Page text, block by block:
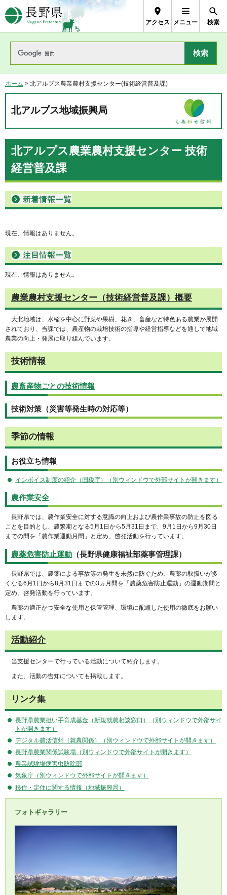
長野県Nagano Prefecture
アクセス メニュー 検索
ホーム > 北アルプス農業農村支援センター(技術経営普及課)
北アルプス地域振興局
北アルプス農業農村支援センター 技術
経営普及課
現在、情報はありません。
現在、情報はありません。
農業農村支援センター（技術経営普及課）概要
大北地域は、水稲を中心に野菜や果樹、花き、畜産など特色ある農業が展開
されており、当課では、農産物の栽培技術の指導や経営指導などを通して地域
農業の向上・発展に取り組んでいます。
技術情報
農畜産物ごとの技術情報
技術対策（災害等発生時の対応等）
季節の情報
お役立ち情報
インボイス制度の紹介（国税庁）（別ウィンドウで外部サイトが開きます）
農作業安全
長野県では、農作業安全に対する意識の向上および農作業事故の防止を図る
ことを目的とし、農繁期となる5月1日から5月31日まで、9月1日から9月30日
までの間を「農作業運動月間」と定め、啓発活動を行っています。
農薬危害防止運動 （長野県健康福祉部薬事管理課）
長野県では、農薬による事故等の発生を未然に防ぐため、農薬の取扱いが多
くなる6月1日から8月31日までの3ヵ月間を「農薬危害防止運動」の運動期間と
定め、啓発活動を行っています。
農薬の適正かつ安全な使用と保管管理、環境に配慮した使用の徹底をお願い
します。
活動紹介
当支援センターで行っている活動について紹介します。
また、活動の告知についても掲載します。
リンク集
長野県農業担い手育成基金（新規就農相談窓口）（別ウィンドウで外部サイ
トが開きます）
デジタル農活信州（就農関係）（別ウィンドウで外部サイトが開きます）
長野県農業関係試験場（別ウィンドウで外部サイトが開きます）
農業試験場病害虫防除部
気象庁（別ウィンドウで外部サイトが開きます）
移住・定住に関する情報（地域振興局）
フォトギャラリー